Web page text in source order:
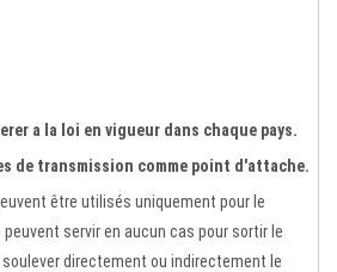
a la loi en vigueur dans chaque pays.
de transmission comme point d'attache.
être utilisés uniquement pour le
servir en aucun cas pour sortir le
directement ou indirectement le